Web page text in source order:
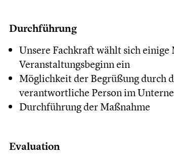
Durchführung
Unsere Fachkraft wählt sich
Veranstaltungsbeginn ein
Möglichkeit der Begrüßung durch
verantwortliche Person im
Durchführung der Maßnahme
Evaluation